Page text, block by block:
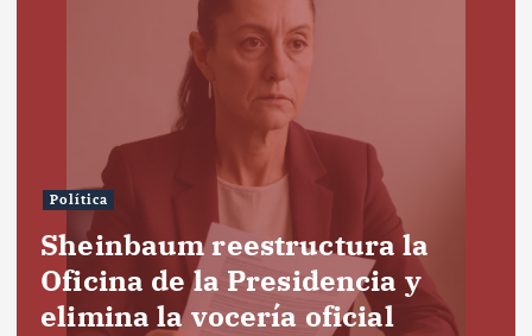
Política
Sheinbaum reestructura la
Oficina de la Presidencia y
elimina la vocería oficial